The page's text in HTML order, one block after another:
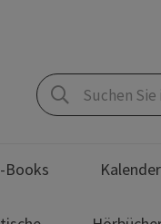
Books Kalender